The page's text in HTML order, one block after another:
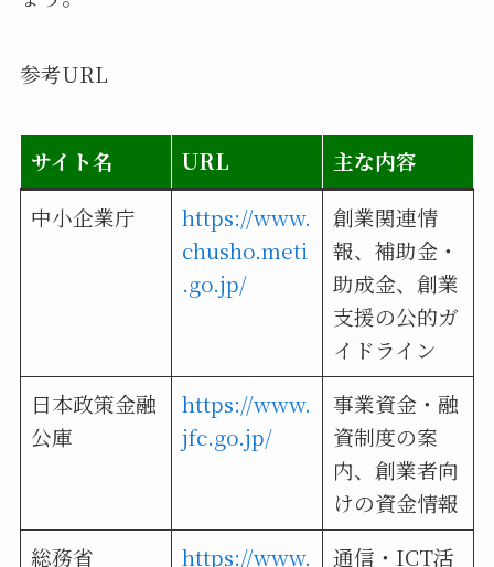
参考URL
サイト名 URL
主な内容
中小企業庁
https://www.
chusho.meti
.go.jp/
創業関連情
報、補助金・
助成金、創業
支援の公的ガ
イドライン
日本政策金融
公庫
https://www.
jfc.go.jp/
事業資金・融
資制度の案
内、創業者向
けの資金情報
総務省
https://www. 通信・ICT活